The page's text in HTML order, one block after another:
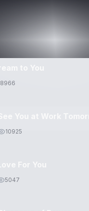
8966
10925
5047